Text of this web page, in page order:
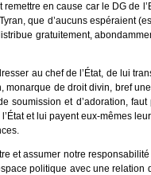
en cause car le DG de
que d’aucuns espéraient
gratuitement,
au chef de l’État, de lui
monarque de droit divin, bref
et d’adoration,
et lui payent eux-mêmes
et assumer notre
politique avec une